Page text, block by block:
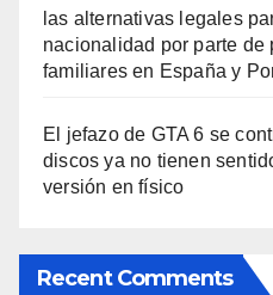
las alternativas legales
nacionalidad por parte de
familiares en España y
El jefazo de GTA 6 se
discos ya no tienen
versión en físico
Recent Comments